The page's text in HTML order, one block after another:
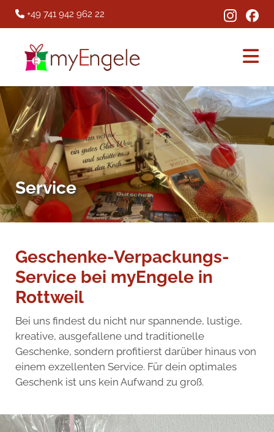
 +49 741 942 962 22
Service
Geschenke-Verpackungs-
Service bei myEngele in
Rottweil
Bei uns findest du nicht nur spannende, lustige,
kreative, ausgefallene und traditionelle
Geschenke, sondern profitierst darüber hinaus von
einem exzellenten Service. Für dein optimales
Geschenk ist uns kein Aufwand zu groß.